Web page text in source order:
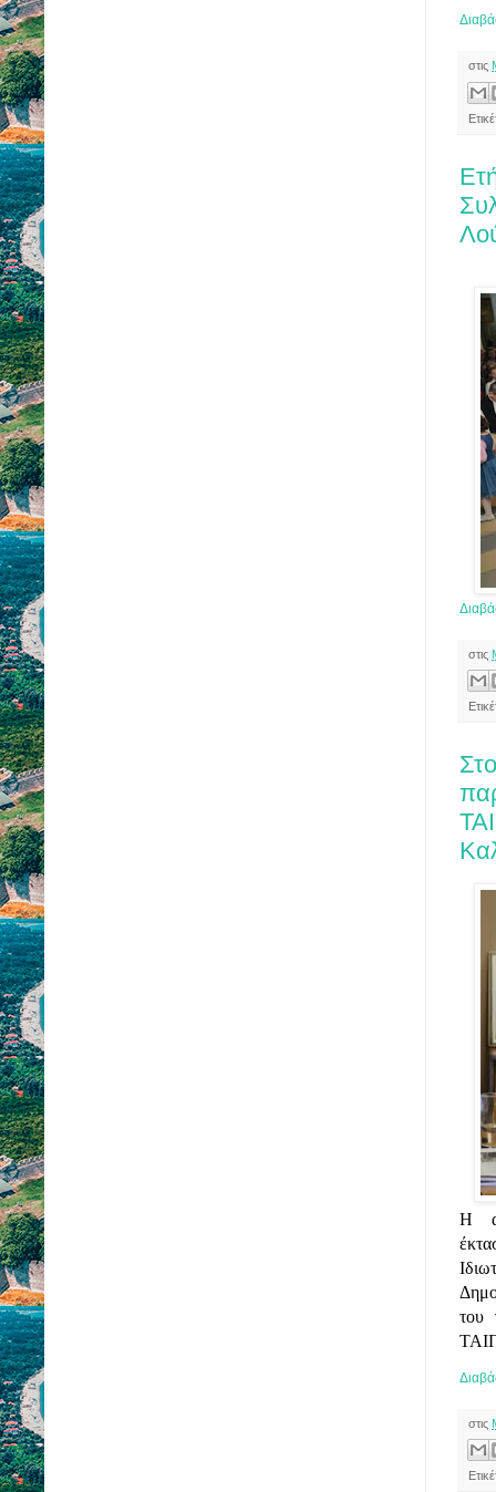
στις
στις
Η
του
στις